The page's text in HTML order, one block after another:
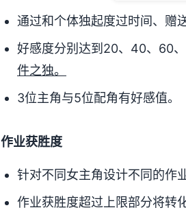
通过和个体独起度过时间、赠
好感度分别达到20、40、60
件之独。
3位主角与5位配角有好感值。
作业获胜度
针对不同女主角设计不同的作
作业获胜度超过上限部分将转